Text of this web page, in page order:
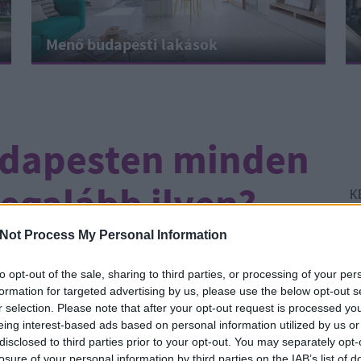
Process My Personal Information
opt-out of the sale, sharing to third parties, or processing of your
for targeted advertising by us, please use the below opt-out
selection. Please note that after your opt-out request is processed
interest-based ads based on personal information utilized by us
to third parties prior to your opt-out. You may separately
Menő budapesti lakások
minden
ilyen? -
CÍMKÉK: GASZTRO HALÁSZLÉ HAL
jelenség, ami tök természetes a